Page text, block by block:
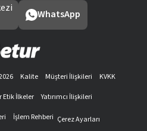
WhatsApp
Kalite Müşteri İlişkileri
KVKK
Etik İlkeler
Yatırımcı İlişkileri
İşlem Rehberi Çerez Ayarları